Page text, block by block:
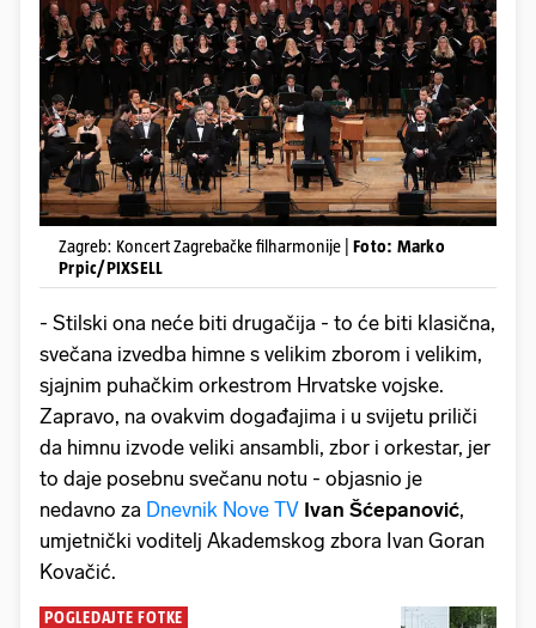
Zagreb: Koncert Zagrebačke filharmonije | Foto: Marko
Prpic/PIXSELL
- Stilski ona neće biti drugačija - to će biti klasična,
svečana izvedba himne s velikim zborom i velikim,
sjajnim puhačkim orkestrom Hrvatske vojske.
Zapravo, na ovakvim događajima i u svijetu priliči
da himnu izvode veliki ansambli, zbor i orkestar, jer
to daje posebnu svečanu notu - objasnio je
nedavno za Dnevnik Nove TV Ivan Šćepanović,
umjetnički voditelj Akademskog zbora Ivan Goran
Kovačić.
POGLEDAJTE FOTKE